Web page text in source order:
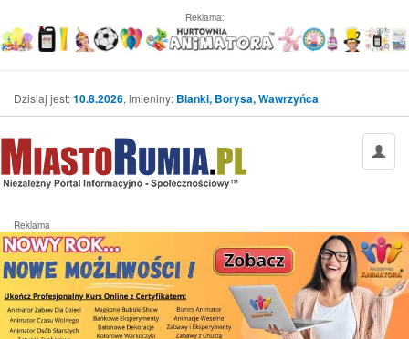
Reklama:
Dzisiaj jest:10.8.2026, imieniny: Bianki, Borysa, Wawrzyńca
Reklama